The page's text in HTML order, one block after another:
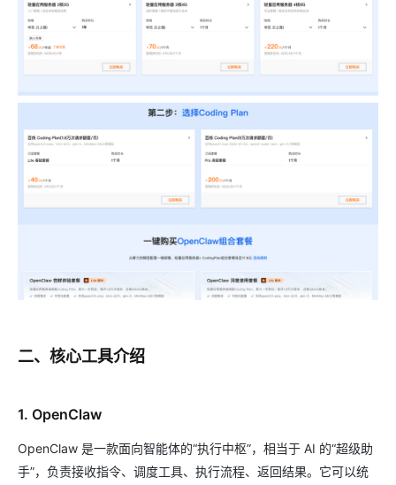
二、核心工具介绍
1. OpenClaw
OpenClaw 是一款面向智能体的“执行中枢”，相当于 AI 的“超级助
手”，负责接收指令、调度工具、执行流程、返回结果。它可以统